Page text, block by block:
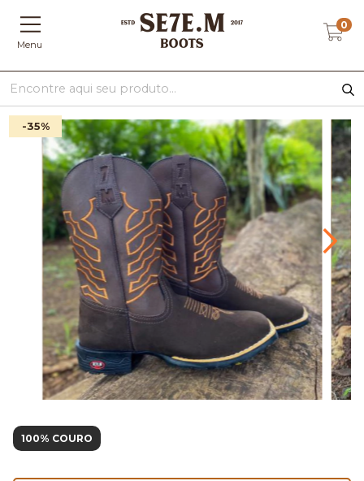
Menu
0
-35%
100% COURO